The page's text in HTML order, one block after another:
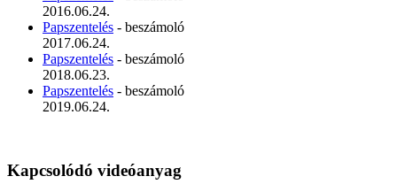
2016.06.24.
Papszentelés - beszámoló
2017.06.24.
Papszentelés - beszámoló
2018.06.23.
Papszentelés - beszámoló
2019.06.24.
Kapcsolódó videóanyag